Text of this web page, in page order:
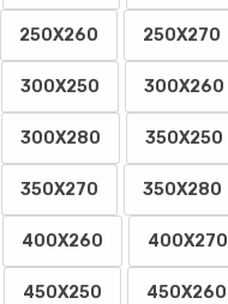
250X260 250X270
300X250 300X260
300X280 350X250
350X270 350X280
400X260 400X270
450X250 450X260